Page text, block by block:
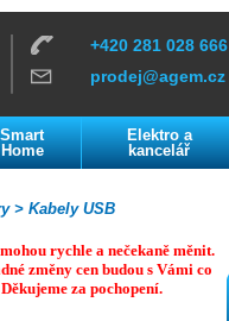
+420 281 028 666
prodej@agem.cz
Smart
Home
Elektro a
kancelář
Kabely USB
>
rychle a nečekaně měnit.
změny cen budou s Vámi co
Děkujeme za pochopení.